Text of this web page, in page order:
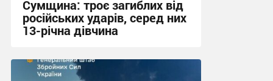
Сумщина: троє загиблих від
російських ударів, серед них
13-річна дівчина
11:39 вчора